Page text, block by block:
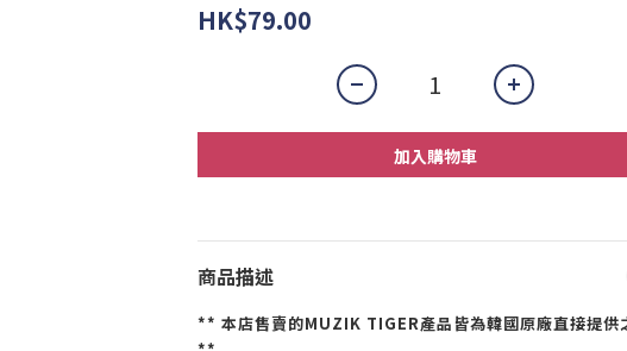
HK$79.00
加入購物車
商品描述
** 本店售賣的MUZIK TIGER產品皆為韓國原廠直接提供